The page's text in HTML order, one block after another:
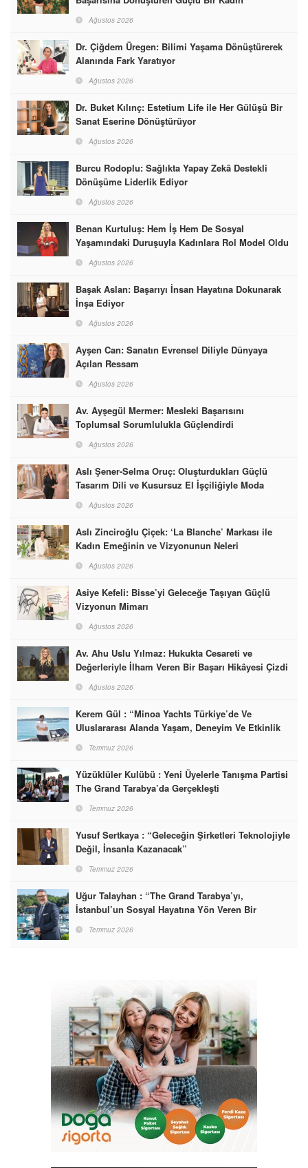
Ağustos 2026
Dr. Çiğdem Üregen: Bilimi Yaşama Dönüştürerek
Alanında Fark Yaratıyor
Ağustos 2026
Dr. Buket Kılınç: Estetium Life ile Her Gülüşü Bir
Sanat Eserine Dönüştürüyor
Ağustos 2026
Burcu Rodoplu: Sağlıkta Yapay Zekâ Destekli
Dönüşüme Liderlik Ediyor
Ağustos 2026
Benan Kurtuluş: Hem İş Hem De Sosyal
Yaşamındaki Duruşuyla Kadınlara Rol Model Oldu
Ağustos 2026
Başak Aslan: Başarıyı İnsan Hayatına Dokunarak
İnşa Ediyor
Ağustos 2026
Ayşen Can: Sanatın Evrensel Diliyle Dünyaya
Açılan Ressam
Ağustos 2026
Av. Ayşegül Mermer: Mesleki Başarısını
Toplumsal Sorumlulukla Güçlendirdi
Ağustos 2026
Aslı Şener-Selma Oruç: Oluşturdukları Güçlü
Tasarım Dili ve Kusursuz El İşçiliğiyle Moda
Dünyasına İmzalarını Attılar
Ağustos 2026
Aslı Zinciroğlu Çiçek: ‘La Blanche’ Markası ile
Kadın Emeğinin ve Vizyonunun Neleri
Başarabileceğinin En Güzel Örneğini Sunuyor
Ağustos 2026
Asiye Kefeli: Bisse’yi Geleceğe Taşıyan Güçlü
Vizyonun Mimarı
Ağustos 2026
Av. Ahu Uslu Yılmaz: Hukukta Cesareti ve
Değerleriyle İlham Veren Bir Başarı Hikâyesi Çizdi
Ağustos 2026
Kerem Gül : “Minoa Yachts Türkiye’de Ve
Uluslararası Alanda Yaşam, Deneyim Ve Etkinlik
Markası Olacak”
Temmuz 2026
Yüzüklüler Kulübü : Yeni Üyelerle Tanışma Partisi
The Grand Tarabya’da Gerçekleşti
Temmuz 2026
Yusuf Sertkaya : “Geleceğin Şirketleri Teknolojiyle
Değil, İnsanla Kazanacak”
Temmuz 2026
Uğur Talayhan : “The Grand Tarabya’yı,
İstanbul’un Sosyal Hayatına Yön Veren Bir
Destinasyon Haline Getirmeyi Hedefliyorum”
Temmuz 2026